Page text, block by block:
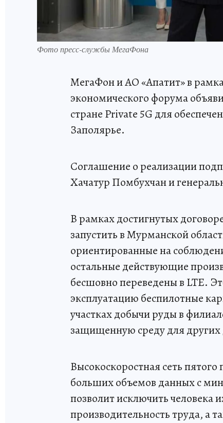
Фото пресс-службы МегаФона
МегаФон и АО «Апатит» в
экономического форума
стране Private 5G для
Заполярье.
Соглашение о реализации
Хачатур Помбухчан и
В рамках достигнутых
запустить в Мурманской
ориентированные на
остальные действующие
бесшовно переведены в LTE.
эксплуатацию беспилотные
участках добычи руды в
защищенную среду для
Высокоскоростная сеть
больших объемов данных с
позволит исключить человека
производительность труда, а